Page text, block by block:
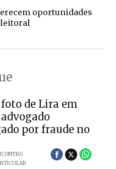
oportunidades
foto de Lira em
por fraude no